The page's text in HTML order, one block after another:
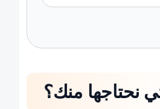
نحتاجها منك؟